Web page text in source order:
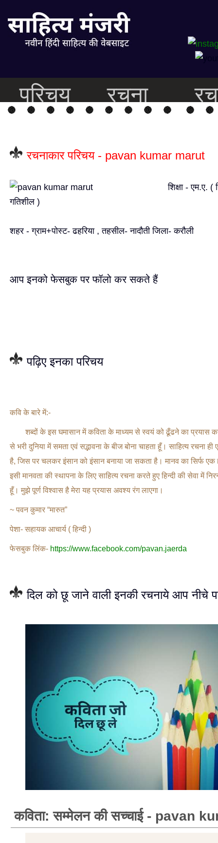
परिचय रचना
रचनाकार परिचय - pavan kumar marut
शिक्षा - एम.ए. (
गतिशील )
शहर - ग्राम+पोस्ट- ढहरिया , तहसील- नादौती जिला- करौली
आप इनको फेसबुक पर फॉलो कर सकते हैं
पढ़िए इनका परिचय
कवि के बारे में:-
शब्दों के इस घमासान में कविता के माध्यम से स्वयं को ढूँढने का प्रयास
से भरी दुनिया में समता एवं सद्भावना के बीज बोना चाहता हूँ। साहित्य रचना
है, जिस पर चलकर इंसान को इंसान बनाया जा सकता है। मानव का सिर्फ एक
इसी मानवता की स्थापना के लिए साहित्य रचना करते हुए हिन्दी की सेवा में
हूँ। मुझे पूर्ण विश्वास है मेरा यह प्रयास अवश्य रंग लाएगा।
~ पवन कुमार “मारुत”
पेशा- सहायक आचार्य ( हिन्दी )
फेसबुक लिंक- https://www.facebook.com/pavan.jaerda
दिल को छू जाने वाली इनकी रचनाये आप नीचे
कविता: सम्मेलन की सच्चाई - pavan